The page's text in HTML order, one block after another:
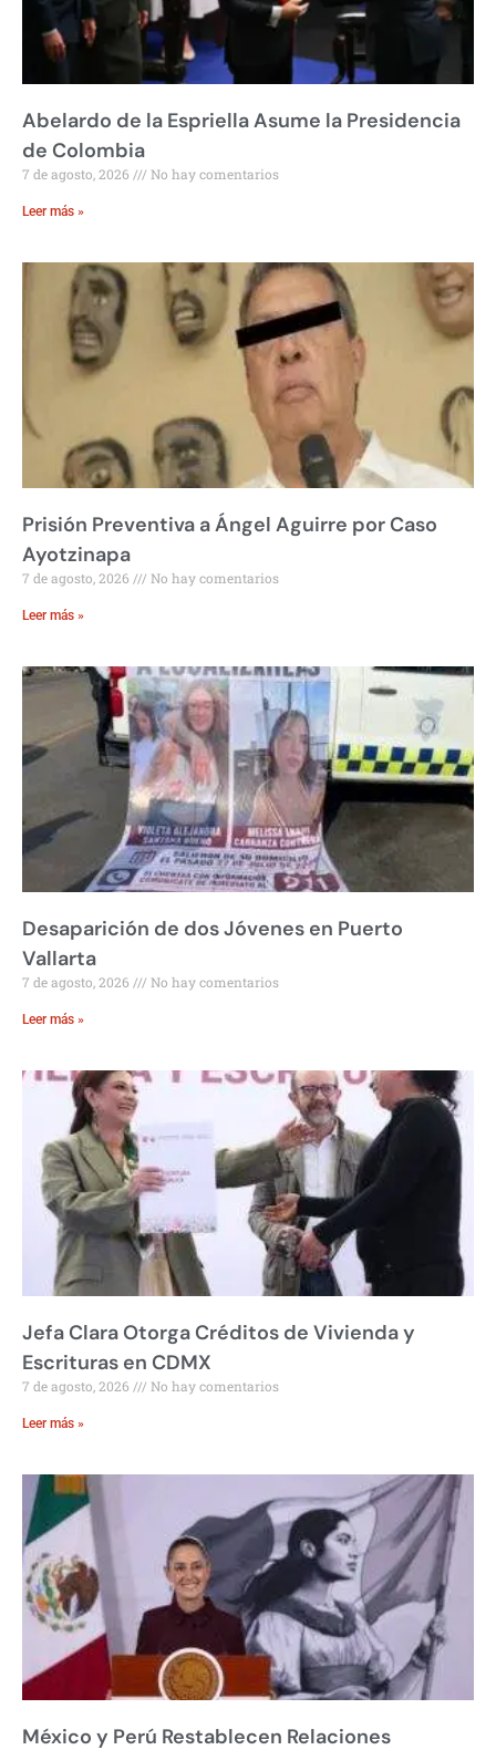
Abelardo de la Espriella Asume la Presidencia
de Colombia
7 de agosto, 2026 No hay comentarios
Leer más »
Prisión Preventiva a Ángel Aguirre por Caso
Ayotzinapa
7 de agosto, 2026 No hay comentarios
Leer más »
Desaparición de dos Jóvenes en Puerto
Vallarta
7 de agosto, 2026 No hay comentarios
Leer más »
Jefa Clara Otorga Créditos de Vivienda y
Escrituras en CDMX
7 de agosto, 2026 No hay comentarios
Leer más »
México y Perú Restablecen Relaciones